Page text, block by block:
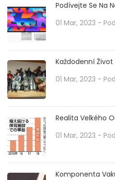
Podívejte Se Na
01 Mar, 2023 -
Každodenní Život
Kliniku
Si Spláchne
01 Mar, 2023 -
Realita Velkého
Přibývá." S Tímto
Odpovědnost."
01 Mar, 2023 -
Komponenta